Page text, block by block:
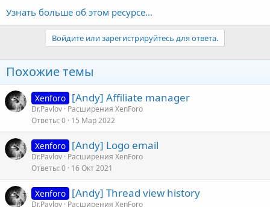
Узнать больше об этом ресурсе...
Войдите или зарегистрируйтесь для ответа.
Похожие темы
Xenforo [Andy] Affiliate manager
Dr.Pavlov Расширения XenForo
Ответы 0 15 Мар 2022
Xenforo [Andy] Logo email
Dr.Pavlov Расширения XenForo
Ответы 0 16 Окт 2021
Xenforo [Andy] Thread view history
Dr.Pavlov Расширения XenForo